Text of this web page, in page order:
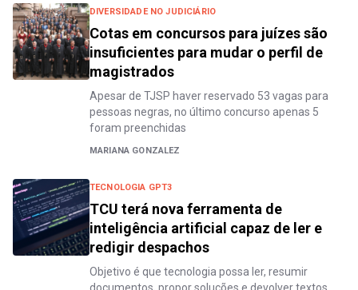
DIVERSIDADE NO JUDICIÁRIO
Cotas em concursos para juízes são
insuficientes para mudar o perfil de
magistrados
Apesar de TJSP haver reservado 53 vagas para
pessoas negras, no último concurso apenas 5
foram preenchidas
MARIANA GONZALEZ
TECNOLOGIA GPT3
TCU terá nova ferramenta de
inteligência artificial capaz de ler e
redigir despachos
Objetivo é que tecnologia possa ler, resumir